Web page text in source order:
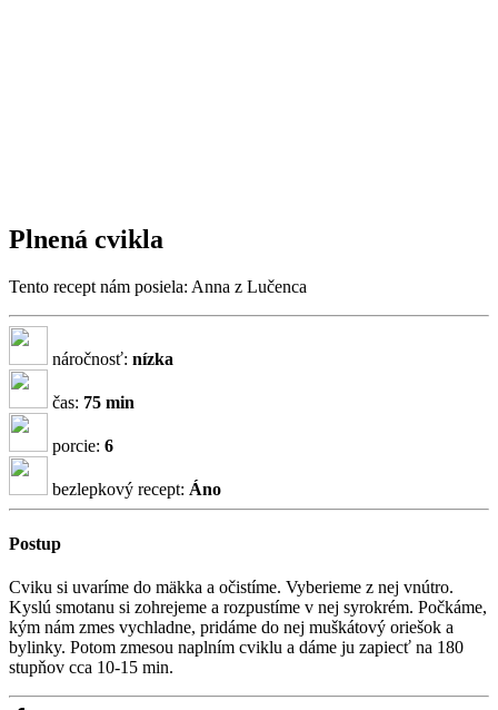
Plnená cvikla
Tento recept nám posiela: Anna z Lučenca
náročnosť: nízka
čas: 75 min
porcie: 6
bezlepkový recept: Áno
Postup
Cviku si uvaríme do mäkka a očistíme. Vyberieme z nej vnútro.
Kyslú smotanu si zohrejeme a rozpustíme v nej syrokrém. Počkáme,
kým nám zmes vychladne, pridáme do nej muškátový oriešok a
bylinky. Potom zmesou naplním cviklu a dáme ju zapiecť na 180
stupňov cca 10-15 min.